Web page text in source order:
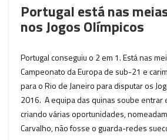
Portugal está nas
nos Jogos Olímpicos
Portugal conseguiu o 2 em 1. Está nas
Campeonato da Europa de sub-21 e
para o Rio de Janeiro para disputar os
2016. A equipa das quinas soube entrar
criando várias oportunidades,
Carvalho, não fosse o guarda-redes